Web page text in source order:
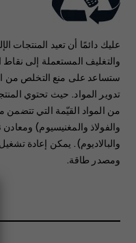
عليك دائمًا أن تعيد المنتجات
والتغليف المستعملة إلى
ستساعد على منع التخلص من
تدوير المواد.‬ حيث تحتوي
من المواد القيّمة التي تتضمن
والفولاذ والمغنيسيوم)
والبالاديوم). يمكن إعادة
ومصدر طاقة.